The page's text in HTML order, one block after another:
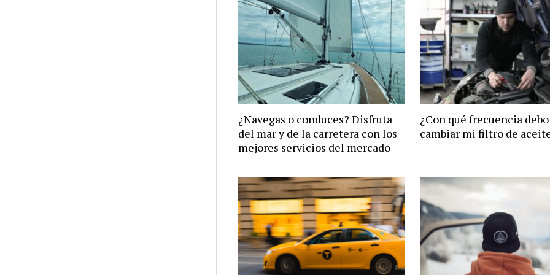
¿Navegas o conduces? Disfruta
del mar y de la carretera con los
mejores servicios del mercado
¿Con qué frecuencia debo
cambiar mi filtro de